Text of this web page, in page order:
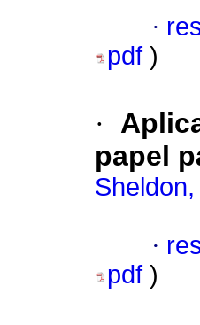
·
pdf )
·
papel
·
pdf )